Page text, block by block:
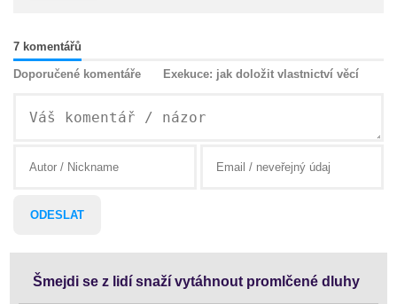
7 komentářů
Doporučené komentáře Exekuce: jak doložit vlastnictví věcí
Šmejdi se z lidí snaží vytáhnout promlčené dluhy